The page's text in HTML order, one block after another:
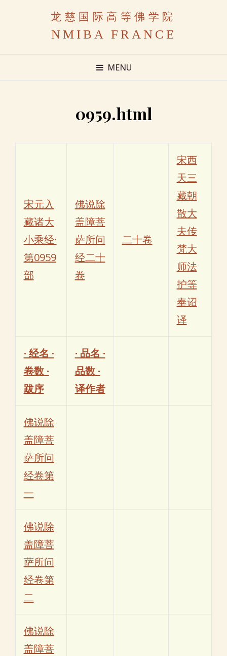
龙慈国际高等佛学院
NMIBA FRANCE
MENU
0959.html
宋元入
藏诸大
小乘经·
第0959
部
佛说除
盖障菩
萨所问
经二十
卷
二十卷
宋西
天三
藏朝
散大
夫传
梵大
师法
护等
奉诏
译
· 经名 ·
卷数 ·
跋序
· 品名 ·
品数 ·
译作者
佛说除
盖障菩
萨所问
经卷第
一
佛说除
盖障菩
萨所问
经卷第
二
佛说除
盖障菩